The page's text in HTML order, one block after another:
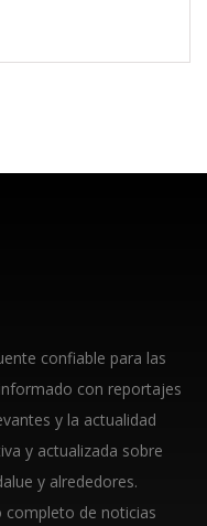
al 80% en una
confiable para las
con reportajes
y la actualidad
y actualizada sobre
y alrededores.
completo de noticias